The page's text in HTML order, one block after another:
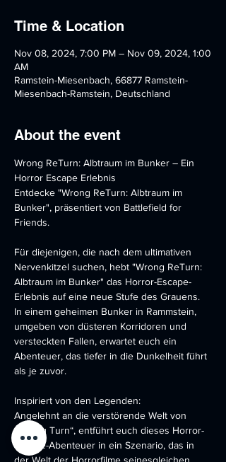
Time & Location
Nov 08, 2024, 7:00 PM – Nov 09, 2024, 1:00
AM
Ramstein-Miesenbach, 66877 Ramstein-
Miesenbach-Ramstein, Deutschland
About the event
Wrong ReTurn: Albtraum im Bunker – Ein
Horror Escape Erlebnis
Entdecke "Wrong ReTurn: Albtraum im
Bunker", präsentiert von Battlefield for
Friends.
Für diejenigen, die nach dem ultimativen
Nervenkitzel suchen, hebt "Wrong ReTurn:
Albtraum im Bunker" das Horror-Escape-
Erlebnis auf eine neue Stufe des Grauens.
In einem geheimen Bunker in Rammstein,
umgeben von düsteren Korridoren und
versteckten Fallen, erwartet euch ein
Abenteuer, das tiefer in die Dunkelheit führt
als je zuvor.
Inspiriert von den Legenden:
Angelehnt an die verstörende Welt von
„Wrong Turn“, entführt euch dieses Horror-
Escape-Abenteuer in ein Szenario, das in